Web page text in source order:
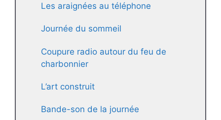
Les araignées au téléphone
Journée du sommeil
Coupure radio autour du feu de
charbonnier
L’art construit
Bande-son de la journée